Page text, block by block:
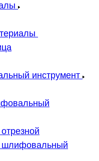
инструмент
шлифовальный